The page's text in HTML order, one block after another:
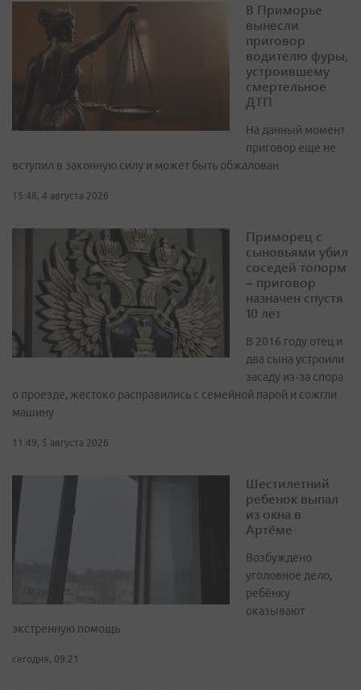
В Приморье
вынесли
приговор
водителю фуры,
устроившему
смертельное
ДТП
На данный момент
приговор еще не
вступил в законную силу и может быть обжалован
15:48, 4 августа 2026
Приморец с
сыновьями убил
соседей топорм
– приговор
назначен спустя
10 лет
В 2016 году отец и
два сына устроили
засаду из‑за спора
о проезде, жестоко расправились с семейной парой и сожгли
машину
11:49, 5 августа 2026
Шестилетний
ребенок выпал
из окна в
Артёме
Возбуждено
уголовное дело,
ребёнку
оказывают
экстренную помощь
сегодня, 09:21